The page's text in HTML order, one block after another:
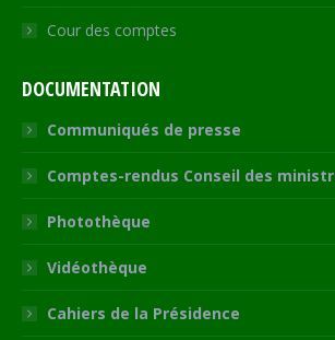
Cour des comptes
DOCUMENTATION
Communiqués de presse
Comptes-rendus Conseil des
Photothèque
Vidéothèque
Cahiers de la Présidence